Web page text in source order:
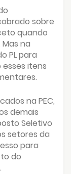
sobre
quando
na
PL para
itens
na PEC,
demais
Seletivo
setores da
para
do